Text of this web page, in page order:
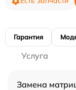
Гарантия
Услуга
Замена